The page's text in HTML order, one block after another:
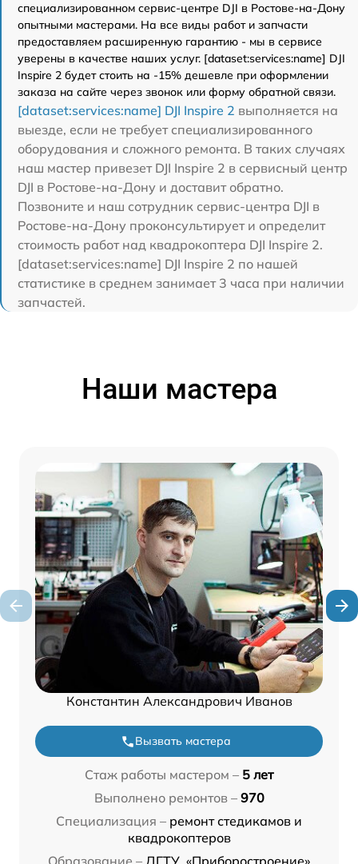
специализированном сервис-центре DJI в Ростове-на-Дону
опытными мастерами. На все виды работ и запчасти
предоставляем расширенную гарантию - мы в сервисе
уверены в качестве наших услуг. [dataset:services:name] DJI
Inspire 2 будет стоить на -15% дешевле при оформлении
заказа на сайте через звонок или форму обратной связи.
[dataset:services:name] DJI Inspire 2 выполняется на
выезде, если не требует специализированного
оборудования и сложного ремонта. В таких случаях
наш мастер привезет DJI Inspire 2 в сервисный центр
DJI в Ростове-на-Дону и доставит обратно.
Позвоните и наш сотрудник сервис-центра DJI в
Ростове-на-Дону проконсультирует и определит
стоимость работ над квадрокоптера DJI Inspire 2.
[dataset:services:name] DJI Inspire 2 по нашей
статистике в среднем занимает 3 часа при наличии
запчастей.
Наши мастера
Константин Александрович Иванов
Вызвать мастера
Стаж работы мастером – 5 лет
Выполнено ремонтов – 970
Специализация – ремонт стедикамов и
квадрокоптеров